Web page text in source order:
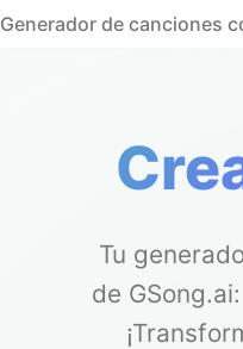
Generador de canciones
Tu
de